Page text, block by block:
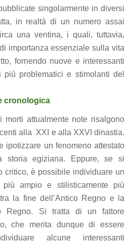
singolarmente in diversi
in realtà di un numero assai
una ventina, i quali, tuttavia,
importanza essenziale sulla vita
fornendo nuove e interessanti
più problematici e stimolanti del
cronologica
morti attualmente note risalgono
alla XXI e alla XXVI dinastia.
ipotizzare un fenomeno attestato
storia egiziana. Eppure, se si
critico, è possibile individuare un
più ampio e stilisticamente più
la fine dell’Antico Regno e la
Regno. Si tratta di un fattore
che merita dunque di essere
alcune interessanti